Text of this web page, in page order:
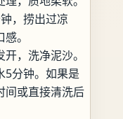
，捞出过凉
。
，洗净泥沙。
5分钟。如果是
间或直接清洗后